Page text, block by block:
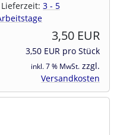
Lieferzeit: 3 - 5
3,50 EUR
3,50 EUR pro Stück
inkl. 7 % MwSt. zzgl.
Versandkosten